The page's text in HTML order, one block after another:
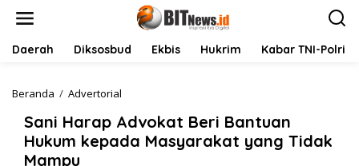
Daerah Diksosbud Ekbis Hukrim Kabar TNI-Polri
Beranda / Advertorial
n
i
H
Sani Harap Advokat Beri Bantuan
Hukum kepada Masyarakat yang Tidak
Mampu